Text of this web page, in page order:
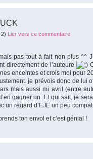
Lier vers ce commentaire
pas tout à fait non plus ^^
directement de l’auteure
enceintes et crois moi pour
je prévois donc de lui
mais aussi mi avril (entre
gagner un. Et qui sait, je
un regard d’EJE un peu
ton envol et c’est génial !